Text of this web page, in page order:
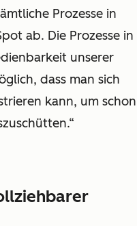
Prozesse in
ab. Die Prozesse in
unserer
dass man sich
kann, um schon